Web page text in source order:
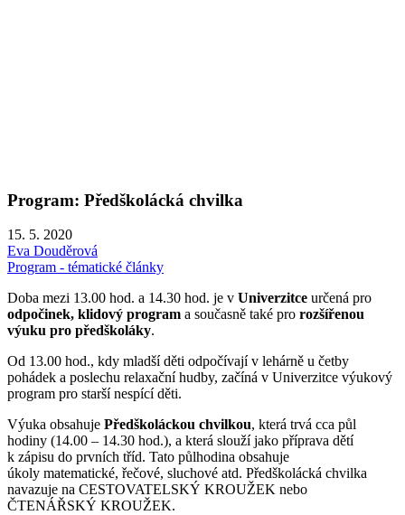
Program: Předškolácká chvilka
15. 5. 2020
Eva Douděrová
Program - tématické články
Doba mezi 13.00 hod. a 14.30 hod. je v Univerzitce určená pro
odpočinek, klidový program a současně také pro rozšířenou
výuku pro předškoláky.
Od 13.00 hod., kdy mladší děti odpočívají v lehárně u četby
pohádek a poslechu relaxační hudby, začíná v Univerzitce výukový
program pro starší nespící děti.
Výuka obsahuje Předškoláckou chvilkou, která trvá cca půl
hodiny (14.00 – 14.30 hod.), a která slouží jako příprava dětí
k zápisu do prvních tříd. Tato půlhodina obsahuje
úkoly matematické, řečové, sluchové atd. Předškolácká chvilka
navazuje na CESTOVATELSKÝ KROUŽEK nebo
ČTENÁŘSKÝ KROUŽEK.